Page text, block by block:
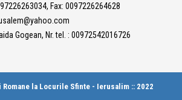
Fax: 0097226264628
Gogean, Nr. tel. : 00972542016726
la Locurile Sfinte - Ierusalim :: 2022